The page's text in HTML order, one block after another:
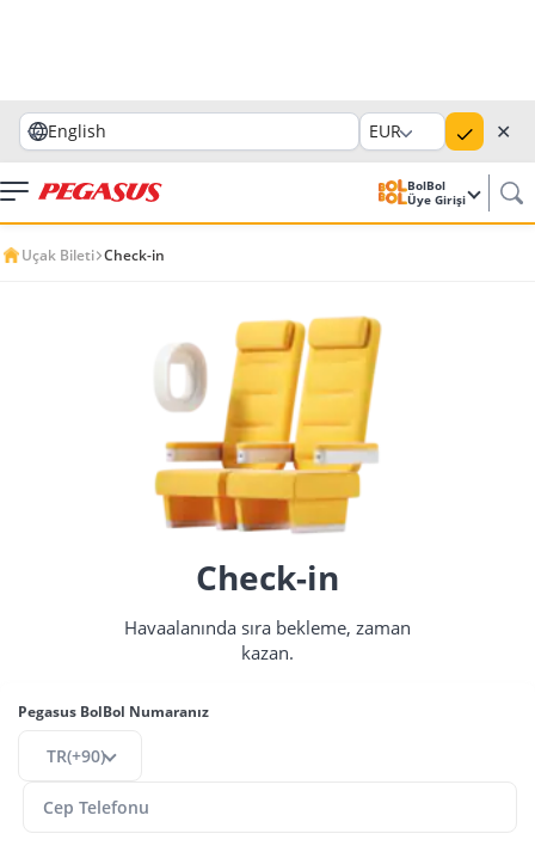
English EUR ✕
BolBol
Üye Girişi
Uçak Bileti Check-in
Check-in
Havaalanında sıra bekleme, zaman
kazan.
Pegasus BolBol Numaranız
TR(+90)